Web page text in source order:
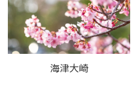
海津大崎